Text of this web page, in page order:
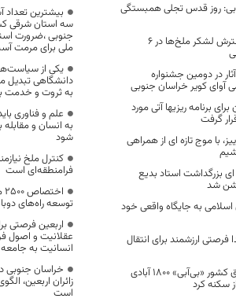
روز قدس تجلی همبستگی
هشدار نسبت به گسترش لشکر ملخ‌ها در 6
در دومین جشنواره
آوای کویر خراسان جنوبی
برنامه ریزیها آتی مورد
گرفت
با موج تازه ای از همراهی
بزرگداشت استاد بدیع
شد
به جایگاه واقعی خود
فرصتی ارزشمند برای انتقال
طنین مهاجرت در شرق کشور «بی‌آبی» 1800 آبادی
سکنه کرد
بیشترین تعداد
سه استان شرقی
جنوبی ،ضرورت
ملی برای مرمت
یکی از
دانشگاهی تبدیل
به ثروت و خدمت
علم و فناوری
به انسان و مقابله
شود
کنترل ملخ
فرامنطقه‌ای است
توسعه راه‌های
اربعین فرصتی
عقلانیت و اصول
انسانیت به
خراسان جنوبی
زائران اربعین،
است